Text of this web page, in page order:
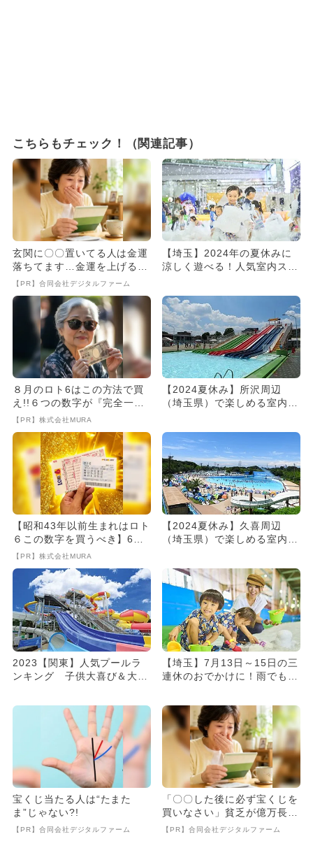
こちらもチェック！（関連記事）
玄関に〇〇置いてる人は金運
落ちてます…金運を上げる方
法とは
【PR】合同会社デジタルファーム
【埼玉】2024年の夏休みに
涼しく遊べる！人気室内スポ
８月のロト6はこの方法で買
え!!６つの数字が『完全一
致』する方法
【PR】株式会社MURA
【2024夏休み】所沢周辺
（埼玉県）で楽しめる室内・
【昭和43年以前生まれはロト
６この数字を買うべき】6つ
の数字が「完全一致」する
方...
【PR】株式会社MURA
【2024夏休み】久喜周辺
（埼玉県）で楽しめる室内・
2023【関東】人気プールラ
ンキング 子供大喜び＆大人
【埼玉】7月13日～15日の三
連休のおでかけに！雨でもO
宝くじ当たる人は“たまた
ま”じゃない?!
【PR】合同会社デジタルファーム
「〇〇した後に必ず宝くじを
買いなさい」貧乏が億万長者
に
【PR】合同会社デジタルファーム